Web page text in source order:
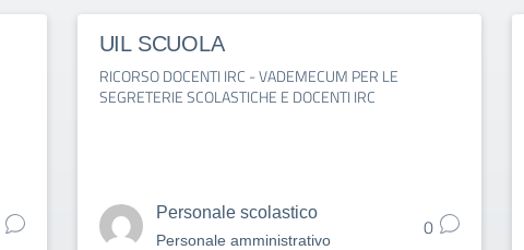
UIL SCUOLA
RICORSO DOCENTI IRC - VADEMECUM PER LE
SEGRETERIE SCOLASTICHE E DOCENTI IRC
Personale scolastico
Personale amministrativo 0